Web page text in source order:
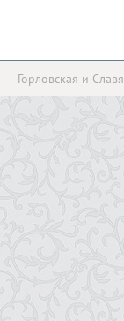
Горловская и